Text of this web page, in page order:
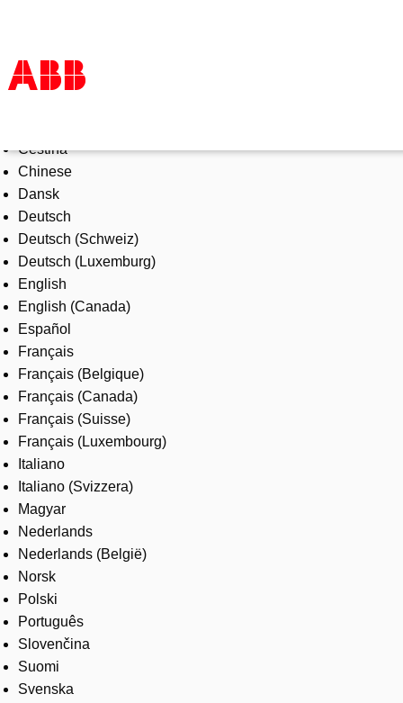
Products & Solutions
Industries
Services
About us
Where to buy
Contact us
Careers
Čeština
Chinese
Dansk
Deutsch
Deutsch (Schweiz)
Deutsch (Luxemburg)
English
English (Canada)
Español
Français
Français (Belgique)
Français (Canada)
Français (Suisse)
Français (Luxembourg)
Italiano
Italiano (Svizzera)
Magyar
Nederlands
Nederlands (België)
Norsk
Polski
Português
Slovenčina
Suomi
Svenska